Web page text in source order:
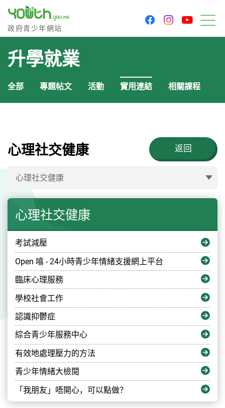
政府青少年網站
政府青少年網站
facebookinstagram
升學就業
全部 專題帖文 活動 實用連結 相關課程
心理社交健康 返回
心理社交健康
心理社交健康
考試減壓
Open 噏 - 24小時青少年情緒支援網上平台
臨床心理服務
學校社會工作
認識抑鬱症
綜合青少年服務中心
有效地處理壓力的方法
青少年情緒大檢閱
「我朋友」唔開心，可以點做？